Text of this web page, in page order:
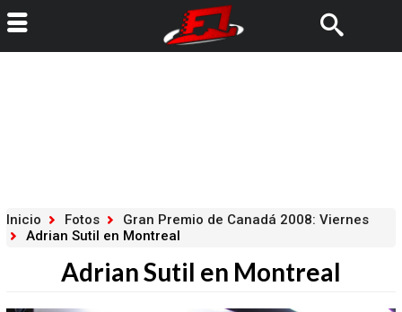
Inicio Fotos
Gran Premio de Canadá 2008: Viernes
Adrian Sutil en Montreal
Adrian Sutil en Montreal